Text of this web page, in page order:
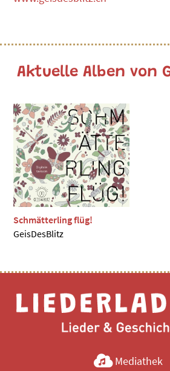
Aktuelle Alben von
Schmätterling flüg!
GeisDesBlitz
Mediathek